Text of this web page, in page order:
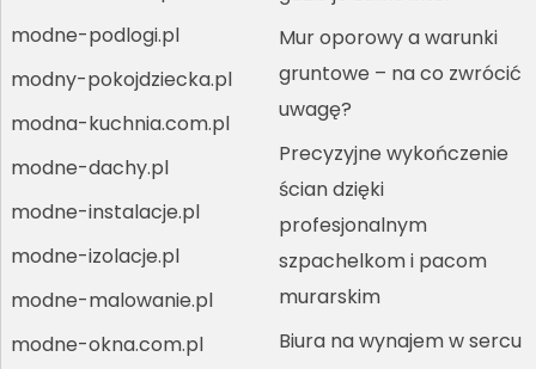
modne-podlogi.pl
modny-pokojdziecka.pl
modna-kuchnia.com.pl
modne-dachy.pl
modne-instalacje.pl
modne-izolacje.pl
modne-malowanie.pl
modne-okna.com.pl
Mur oporowy a warunki
gruntowe – na co zwrócić
uwagę?
Precyzyjne wykończenie
ścian dzięki
profesjonalnym
szpachelkom i pacom
murarskim
Biura na wynajem w sercu